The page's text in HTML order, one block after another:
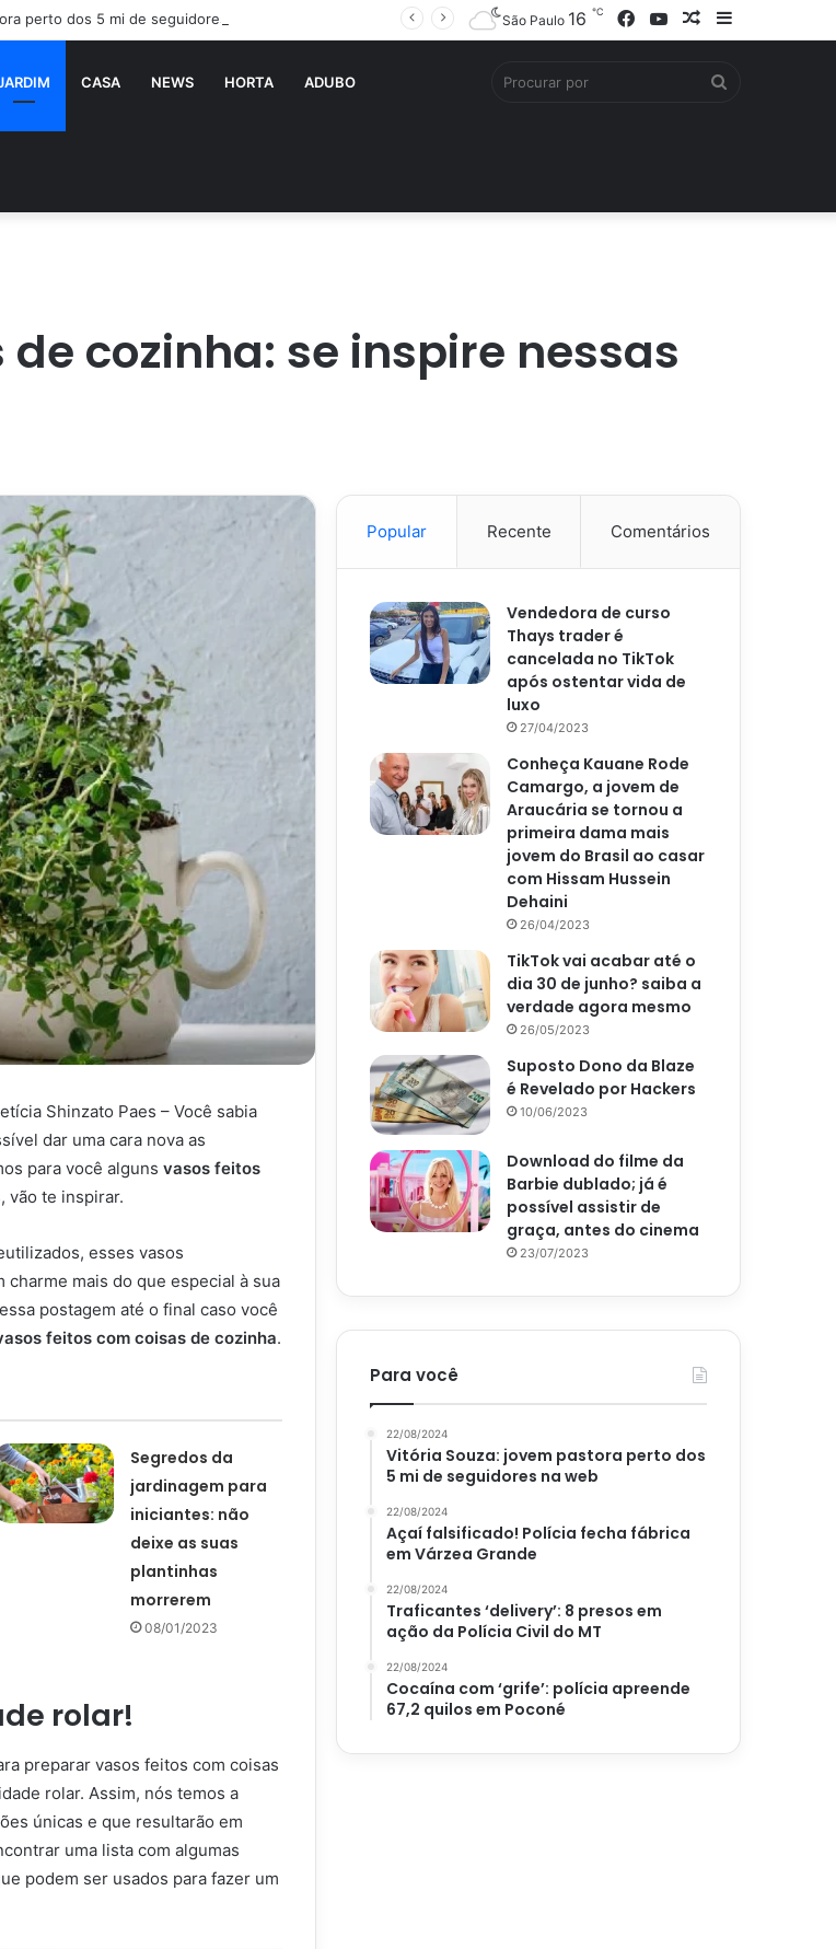
perto dos 5 mi de seguidores na web
Barra
Artigo
YouTube
Facebook
São Paulo 16 ℃
CASA NEWS HORTA ADUBO
cozinha: se inspire nessas
Shinzato Paes – Você sabia
dar uma cara nova as
para você alguns vasos feitos
vão te inspirar.
esses vasos
mais do que especial à sua
postagem até o final caso você
feitos com coisas de cozinha.
Segredos da
jardinagem para
iniciantes: não
deixe as suas
plantinhas
morrerem
08/01/2023
rolar!
preparar vasos feitos com coisas
rolar. Assim, nós temos a
únicas e que resultarão em
uma lista com algumas
podem ser usados para fazer um
Popular Recente Comentários
Vendedora de curso
Thays trader é
cancelada no TikTok
após ostentar vida de
luxo
27/04/2023
Conheça Kauane Rode
Camargo, a jovem de
Araucária se tornou a
primeira dama mais
jovem do Brasil ao casar
com Hissam Hussein
Dehaini
26/04/2023
TikTok vai acabar até o
dia 30 de junho? saiba a
verdade agora mesmo
26/05/2023
Suposto Dono da Blaze
é Revelado por Hackers
10/06/2023
Download do filme da
Barbie dublado; já é
possível assistir de
graça, antes do cinema
23/07/2023
Para você
22/08/2024
Vitória Souza: jovem pastora perto dos
5 mi de seguidores na web
22/08/2024
Açaí falsificado! Polícia fecha fábrica
em Várzea Grande
22/08/2024
Traficantes ‘delivery’: 8 presos em
ação da Polícia Civil do MT
22/08/2024
Cocaína com ‘grife’: polícia apreende
67,2 quilos em Poconé